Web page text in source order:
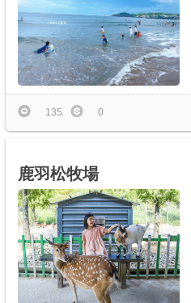
135 0
鹿羽松牧場